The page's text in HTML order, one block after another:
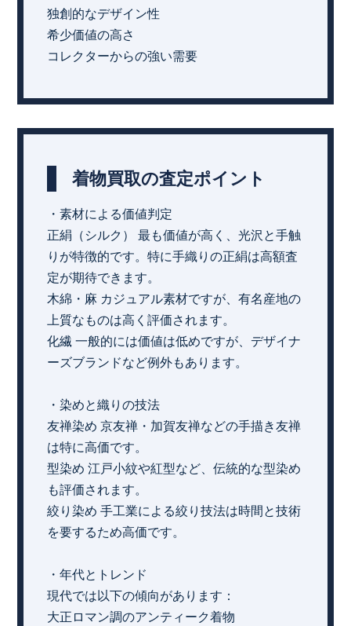
独創的なデザイン性
希少価値の高さ
コレクターからの強い需要
着物買取の査定ポイント
・素材による価値判定
正絹（シルク） 最も価値が高く、光沢と手触
りが特徴的です。特に手織りの正絹は高額査
定が期待できます。
木綿・麻 カジュアル素材ですが、有名産地の
上質なものは高く評価されます。
化繊 一般的には価値は低めですが、デザイナ
ーズブランドなど例外もあります。
・染めと織りの技法
友禅染め 京友禅・加賀友禅などの手描き友禅
は特に高価です。
型染め 江戸小紋や紅型など、伝統的な型染め
も評価されます。
絞り染め 手工業による絞り技法は時間と技術
を要するため高価です。
・年代とトレンド
現代では以下の傾向があります：
大正ロマン調のアンティーク着物